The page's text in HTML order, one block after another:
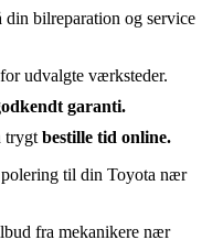
din bilreparation og service
for udvalgte værksteder.
garanti.
trygt bestille tid online.
til din Toyota nær
fra mekanikere nær